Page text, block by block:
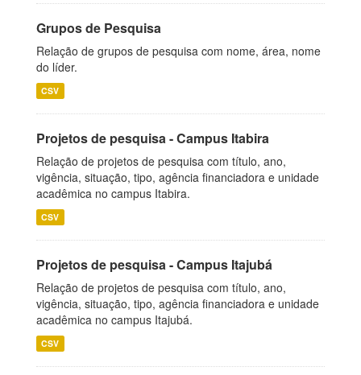
Grupos de Pesquisa
Relação de grupos de pesquisa com nome, área, nome
do líder.
CSV
Projetos de pesquisa - Campus Itabira
Relação de projetos de pesquisa com título, ano,
vigência, situação, tipo, agência financiadora e unidade
acadêmica no campus Itabira.
CSV
Projetos de pesquisa - Campus Itajubá
Relação de projetos de pesquisa com título, ano,
vigência, situação, tipo, agência financiadora e unidade
acadêmica no campus Itajubá.
CSV